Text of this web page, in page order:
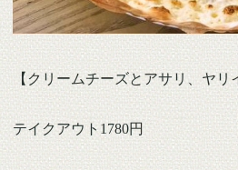
【クリームチーズとアサリ、ヤリ
テイクアウト1780円